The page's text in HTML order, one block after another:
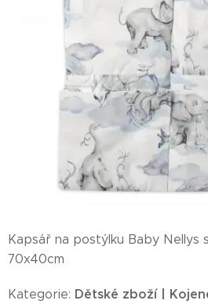
Kapsář na postýlku Baby Nellys
70x40cm
Kategorie: Dětské zboží |